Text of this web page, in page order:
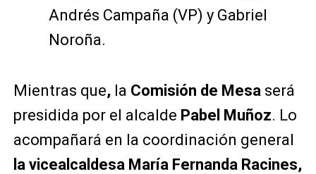
Andrés Campaña (VP) y Gabriel
Noroña.
Mientras que, la Comisión de Mesa será
presidida por el alcalde Pabel Muñoz. Lo
acompañará en la coordinación general
la vicealcaldesa María Fernanda Racines,